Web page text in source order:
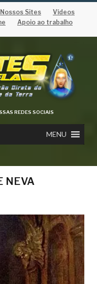
Nossos Sites
Vídeos
Apoio ao trabalho
REDES SOCIAIS
MENU
NEVA